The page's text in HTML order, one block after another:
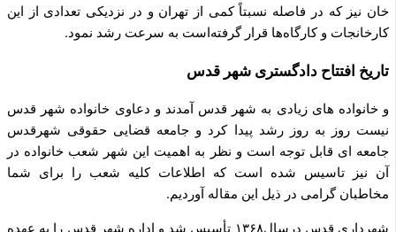
خان نیز که در فاصله نسبتاً کمی از تهران و در نزدیکی تعدادی از این
کارخانجات و کارگاه‌ها قرار گرفته‌است به سرعت رشد نمود.
تاریخ افتتاح دادگستری شهر قدس
و خانواده های زیادی به شهر قدس آمدند و دعاوی خانواده شهر قدس
نیست روز به روز رشد پیدا کرد و جامعه قضایی حقوقی شهرقدس
جامعه ای قابل توجه است و نظر به اهمیت این شهر شعب خانواده در
آن نیز تاسیس شده است که اطلاعات کلیه شعب را برای شما
مخاطبان گرامی در ذیل این مقاله آوردیم.
شهرداری قدس درسال۱۳۶۸ تأسیس شد و اداره شهر قدس را به عهده